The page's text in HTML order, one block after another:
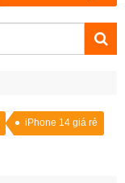
iPhone 14 giá rẻ